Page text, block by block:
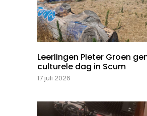
Leerlingen Pieter Groen
culturele dag in Scum
17 juli 2026